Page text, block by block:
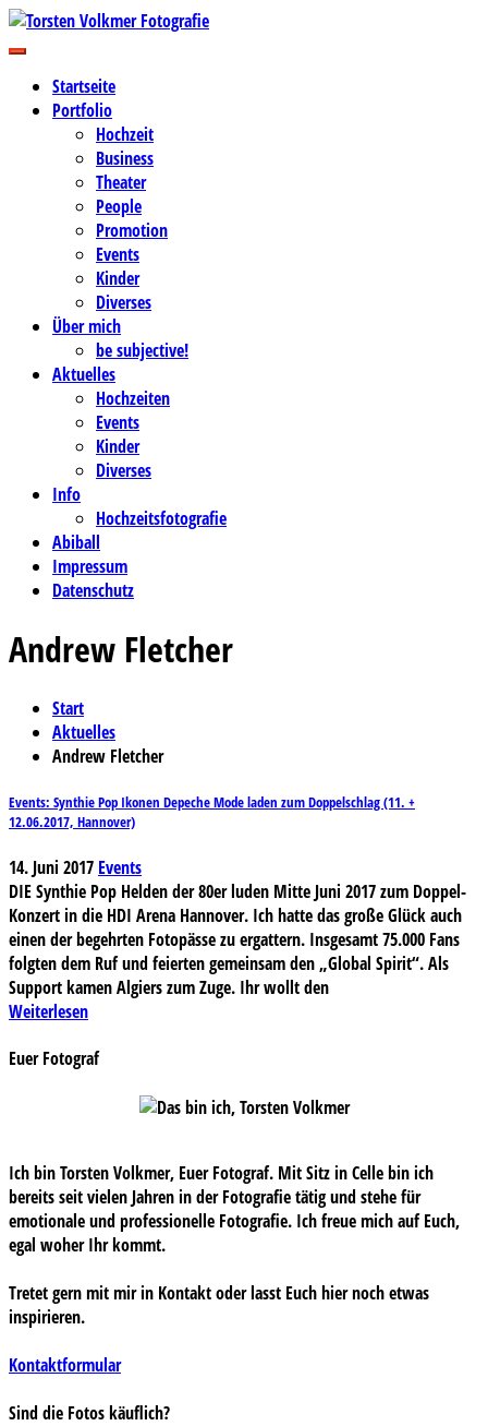
Zum
Inhalt
Torsten Volkmer Fotografie
Business-, Portrait- und Hochzeitsfotografie
Startseite
Portfolio
Hochzeit
Business
Theater
People
Promotion
Events
Kinder
Diverses
Über mich
be subjective!
Aktuelles
Hochzeiten
Events
Kinder
Diverses
Info
Hochzeitsfotografie
Abiball
Impressum
Datenschutz
Andrew Fletcher
Start
Aktuelles
Andrew Fletcher
Events: Synthie Pop Ikonen Depeche Mode laden zum Doppelschlag (11. +
12.06.2017, Hannover)
14. Juni 2017 Events
DIE Synthie Pop Helden der 80er luden Mitte Juni 2017 zum Doppel-
Konzert in die HDI Arena Hannover. Ich hatte das große Glück auch
einen der begehrten Fotopässe zu ergattern. Insgesamt 75.000 Fans
folgten dem Ruf und feierten gemeinsam den „Global Spirit“. Als
Support kamen Algiers zum Zuge. Ihr wollt den
Weiterlesen
Euer Fotograf
Ich bin Torsten Volkmer, Euer Fotograf. Mit Sitz in Celle bin ich
bereits seit vielen Jahren in der Fotografie tätig und stehe für
emotionale und professionelle Fotografie. Ich freue mich auf Euch,
egal woher Ihr kommt.
Tretet gern mit mir in Kontakt oder lasst Euch hier noch etwas
inspirieren.
Kontaktformular
Sind die Fotos käuflich?